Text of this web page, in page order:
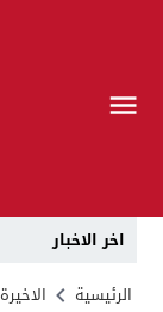
اخر الاخبار
الرئيسية الاخيرة